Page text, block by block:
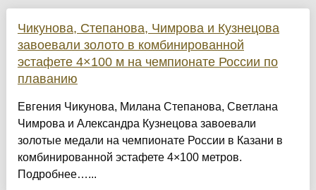
Чикунова, Степанова, Чимрова и Кузнецова
завоевали золото в комбинированной
эстафете 4×100 м на чемпионате России по
плаванию
Евгения Чикунова, Милана Степанова, Светлана
Чимрова и Александра Кузнецова завоевали
золотые медали на чемпионате России в Казани в
комбинированной эстафете 4×100 метров.
Подробнее…...